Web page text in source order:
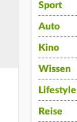
Sport
Auto
Kino
Wissen
Lifestyle
Reise